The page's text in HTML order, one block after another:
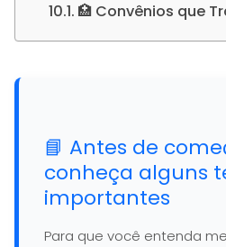
🏥 Convênios que
📘 Antes de
conheça alguns
importantes
Para que você entenda